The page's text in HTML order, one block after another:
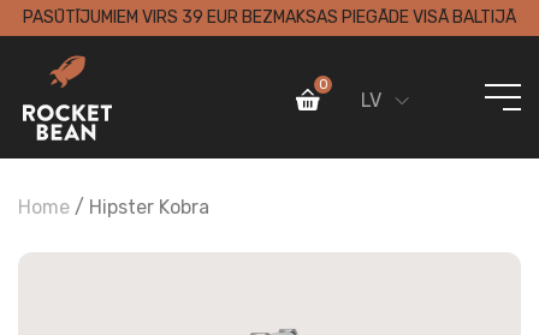
PASŪTĪJUMIEM VIRS 39 EUR BEZMAKSAS PIEGĀDE VISĀ BALTIJĀ
0
LV
Home / Hipster Kobra